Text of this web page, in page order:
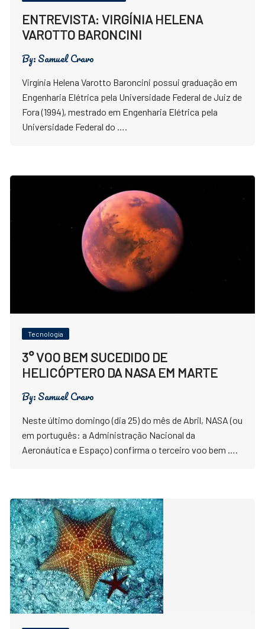
ENTREVISTA: VIRGÍNIA HELENA
VAROTTO BARONCINI
By:Samuel Cravo
Virgínia Helena Varotto Baroncini possui graduação em
Engenharia Elétrica pela Universidade Federal de Juiz de
Fora (1994), mestrado em Engenharia Elétrica pela
Universidade Federal do ….
Tecnologia
3° VOO BEM SUCEDIDO DE
HELICÓPTERO DA NASA EM MARTE
By:Samuel Cravo
Neste último domingo (dia 25) do mês de Abril, NASA (ou
em português: a Administração Nacional da
Aeronáutica e Espaço) confirma o terceiro voo bem ….